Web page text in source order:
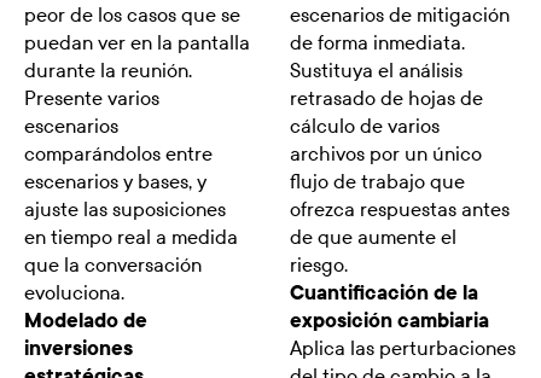
peor de los casos que se
puedan ver en la pantalla
durante la reunión.
Presente varios
escenarios
comparándolos entre
escenarios y bases, y
ajuste las suposiciones
en tiempo real a medida
que la conversación
evoluciona.
Modelado de
inversiones
escenarios de mitigación
de forma inmediata.
Sustituya el análisis
retrasado de hojas de
cálculo de varios
archivos por un único
flujo de trabajo que
ofrezca respuestas antes
de que aumente el
riesgo.
Cuantificación de la
exposición cambiaria
Aplica las perturbaciones